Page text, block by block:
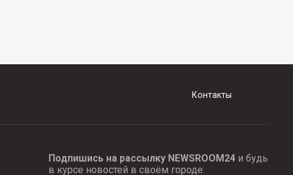
Контакты
Подпишись на рассылку NEWSROOM24и будь
в курсе новостей в своём городе: